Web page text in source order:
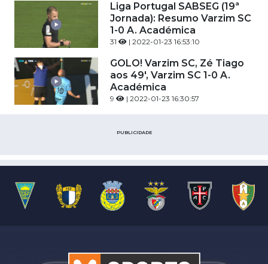
Liga Portugal SABSEG (19ª
Jornada): Resumo Varzim SC
1-0 A. Académica
31 | 2022-01-23 16:53:10
GOLO! Varzim SC, Zé Tiago
aos 49', Varzim SC 1-0 A.
Académica
9 | 2022-01-23 16:30:57
PUBLICIDADE